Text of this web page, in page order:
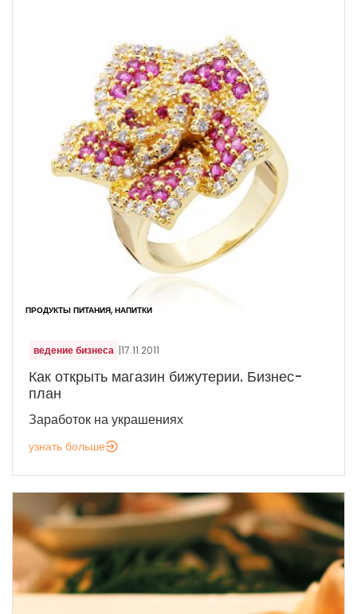
ПРОДУКТЫ ПИТАНИЯ, НАПИТКИ
ведение бизнеса |17.11.2011
Как открыть магазин бижутерии. Бизнес-
план
Заработок на украшениях
узнать больше